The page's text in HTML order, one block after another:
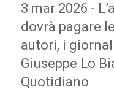
3 mar 2026 -
dovrà pagare
autori, i
Giuseppe Lo
Quotidiano